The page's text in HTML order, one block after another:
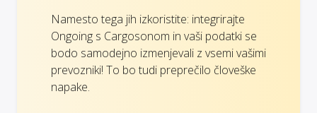
Namesto tega jih izkoristite: integrirajte
Ongoing s Cargosonom in vaši podatki se
bodo samodejno izmenjevali z vsemi vašimi
prevozniki! To bo tudi preprečilo človeške
napake.